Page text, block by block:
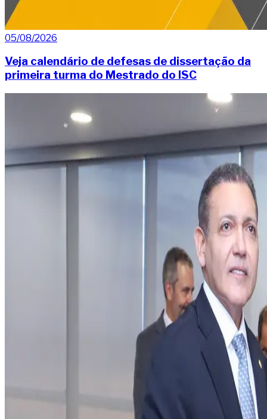
05/08/2026
Veja calendário de defesas de dissertação da
primeira turma do Mestrado do ISC